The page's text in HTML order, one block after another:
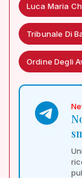
Luca Maria
Tribunale Di
Ordine Degli